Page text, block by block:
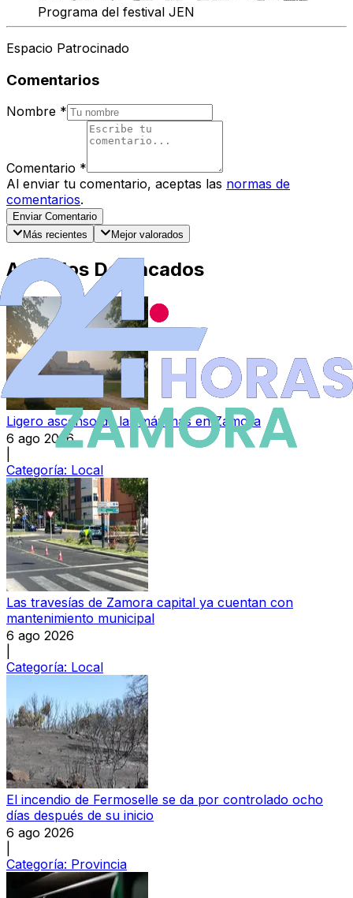
Programa del festival JEN
Espacio Patrocinado
Comentarios
Nombre *
Comentario *
Al enviar tu comentario, aceptas las normas de
comentarios.
Enviar Comentario
Más recientes
Mejor valorados
Artículos Destacados
Ligero ascenso de las máximas en Zamora
6 ago 2026
Categoría: Local
Las travesías de Zamora capital ya cuentan con
mantenimiento municipal
6 ago 2026
Categoría: Local
El incendio de Fermoselle se da por controlado ocho
días después de su inicio
6 ago 2026
Categoría: Provincia